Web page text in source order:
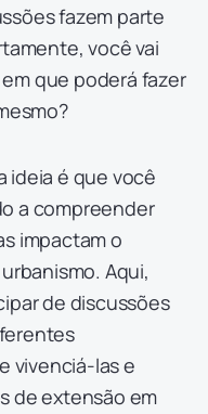
fazem parte
você vai
que poderá fazer
ideia é que você
a compreender
impactam o
Aqui,
de discussões
vivenciá-las e
de extensão em